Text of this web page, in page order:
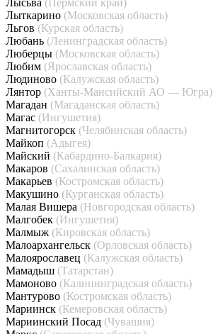
Лысьва (Пермский край)
Лыткарино (Московская область)
Льгов (Курская область)
Любань (Ленинградская область)
Люберцы (Московская область)
Любим (Ярославская область)
Людиново (Калужская область)
Лянтор (Ханты-Мансийский АО — Югра)
Магадан (Магаданская область)
Магас (Ингушетия)
Магнитогорск (Челябинская область)
Майкоп (Адыгея)
Майский (Кабардино-Балкария)
Макаров (Сахалинская область)
Макарьев (Костромская область)
Макушино (Курганская область)
Малая Вишера (Новгородская область)
Малгобек (Ингушетия)
Малмыж (Кировская область)
Малоархангельск (Орловская область)
Малоярославец (Калужская область)
Мамадыш (Татарстан)
Мамоново (Калининградская область)
Мантурово (Костромская область)
Мариинск (Кемеровская область)
Мариинский Посад (Чувашия)